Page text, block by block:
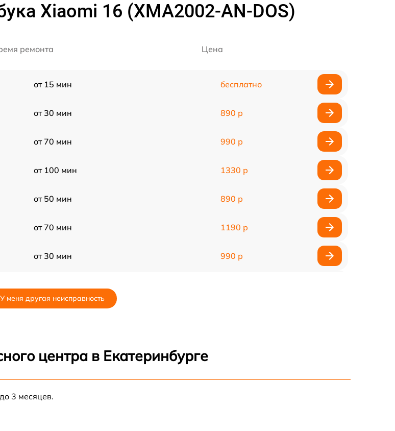
Xiaomi 16 (XMA2002-AN-DOS)
ремонта Цена
от 15 мин бесплатно
от 30 мин 890 р
от 70 мин 990 р
от 100 мин 1330 р
от 50 мин 890 р
от 70 мин 1190 р
от 30 мин 990 р
от 30 мин
У меня другая неисправность
центра в Екатеринбурге
3 месяцев.